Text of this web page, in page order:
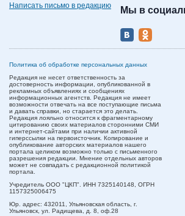
Написать письмо в редакцию
Мы в
Политика об обработке персональных данных
Редакция не несет ответственность за
достоверность информации, опубликованной в
рекламных объявлениях и сообщениях
информационных агентств. Редакция не имеет
возможности отвечать на все поступающие письма
и давать справки, но старается это делать.
Редакция лояльно относится к фрагментарному
цитированию своих материалов сторонними СМИ
и интернет-сайтами при наличии активной
гиперссылки на первоисточник. Копирование и
опубликование авторских материалов нашего
портала целиком возможно только с письменного
разрешения редакции. Мнение отдельных авторов
может не совпадать с редакционной политикой
портала.
Учредитель ООО "ЦКП". ИНН 7325140148, ОГРН
1157325006475
Юр. адрес: 432011, Ульяновская область, г.
Ульяновск, ул. Радищева, д. 8, оф.28